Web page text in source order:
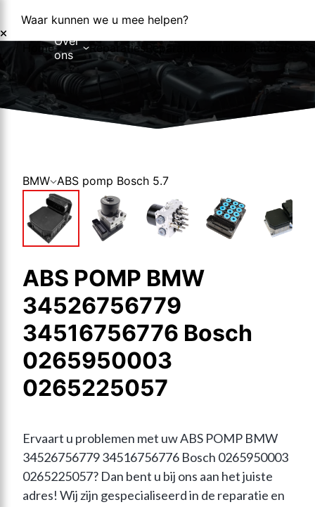
Waar kunnen we u mee helpen?
HomeOver
ons
Over ons
Nieuws
Reparaties Reparatieformulier Foutcodes
BMW ABS pomp Bosch 5.7
ABS POMP BMW
34526756779
34516756776 Bosch
0265950003
0265225057
Ervaart u problemen met uw ABS POMP BMW
34526756779 34516756776 Bosch 0265950003
0265225057? Dan bent u bij ons aan het juiste
adres! Wij zijn gespecialiseerd in de reparatie en